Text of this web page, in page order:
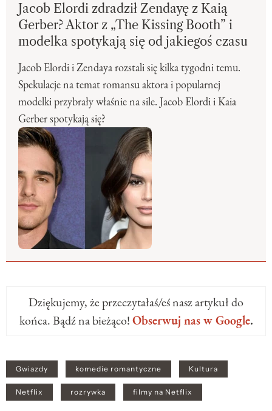
Jacob Elordi zdradził Zendayę z Kaią
Gerber? Aktor z „The Kissing Booth” i
modelka spotykają się od jakiegoś czasu
Jacob Elordi i Zendaya rozstali się kilka tygodni temu.
Spekulacje na temat romansu aktora i popularnej
modelki przybrały właśnie na sile. Jacob Elordi i Kaia
Gerber spotykają się?
Dziękujemy, że przeczytałaś/eś nasz artykuł do
końca. Bądź na bieżąco!Obserwuj nas w Google.
Gwiazdy komedie romantyczne Kultura
Netflix rozrywka filmy na Netflix